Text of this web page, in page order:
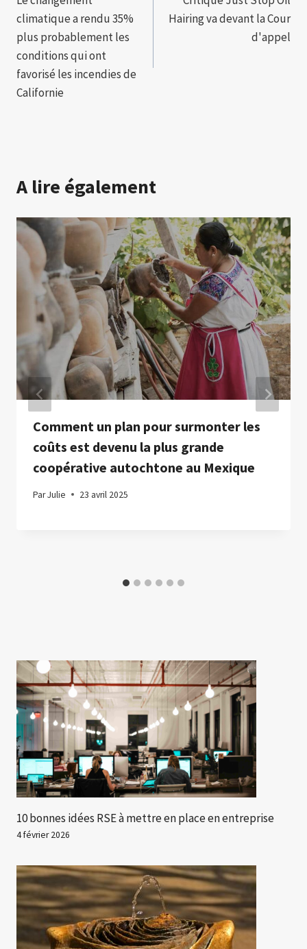
de
l’article
climatique a rendu 35%
plus probablement les
conditions qui ont
favorisé les incendies de
Californie
Hairing va devant la Cour
d'appel
A lire également
Comment un plan pour surmonter les
coûts est devenu la plus grande
coopérative autochtone au Mexique
ParJulie 23 avril 2025
10 bonnes idées RSE à mettre en place en entreprise
4 février 2026